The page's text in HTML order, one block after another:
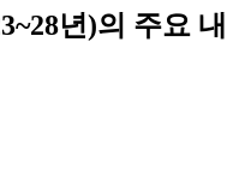
년)의 주요 내